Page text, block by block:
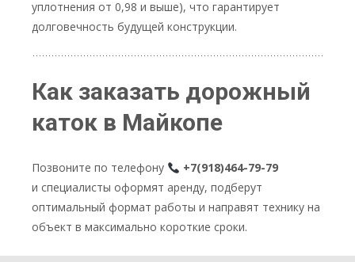
уплотнения от 0,98 и выше), что гарантирует
долговечность будущей конструкции.
Как заказать дорожный
каток в Майкопе
Позвоните по телефону
+7(918)464-79-79
и специалисты оформят аренду, подберут
оптимальный формат работы и направят технику на
объект в максимально короткие сроки.